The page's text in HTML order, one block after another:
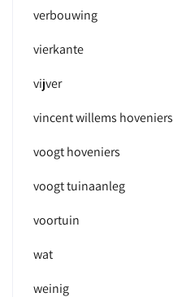
verbouwing
vierkante
vijver
vincent willems hoveniers
voogt hoveniers
voogt tuinaanleg
voortuin
wat
weinig